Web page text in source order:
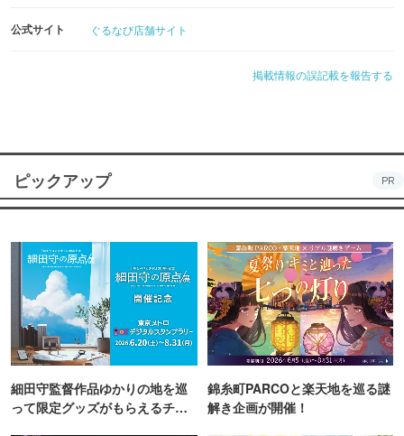
公式サイト ぐるなび店舗サイト
掲載情報の誤記載を報告する
ピックアップ PR
細田守監督作品ゆかりの地を巡
って限定グッズがもらえるチャ
錦糸町PARCOと楽天地を巡る謎
解き企画が開催！